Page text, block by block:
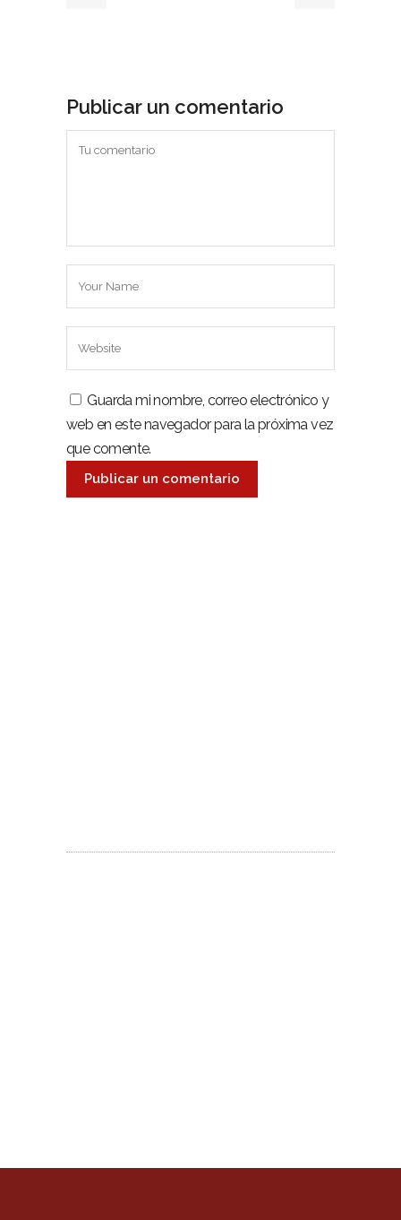
Publicar un comentario
Guarda mi nombre, correo electrónico y
web en este navegador para la próxima vez
que comente.